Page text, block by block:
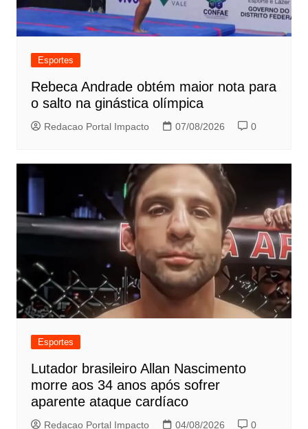
Esportes
Rebeca Andrade obtém maior nota para
o salto na ginástica olímpica
Redacao Portal Impacto 07/08/2026 0
Esportes
Lutador brasileiro Allan Nascimento
morre aos 34 anos após sofrer
aparente ataque cardíaco
Redacao Portal Impacto 04/08/2026 0